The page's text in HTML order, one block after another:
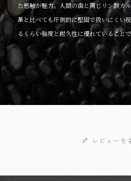
た感触が魅力。人間の歯と同じリン酸カ
革と比べても圧倒的に堅固で扱いにくい
るくらい強度と耐久性に優れていること
レビューを